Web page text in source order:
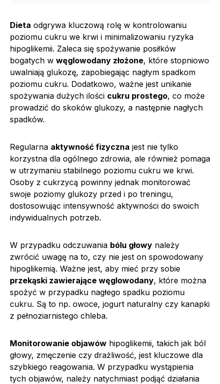
Dieta odgrywa kluczową rolę w kontrolowaniu
poziomu cukru we krwi i minimalizowaniu ryzyka
hipoglikemii. Zaleca się spożywanie posiłków
bogatych w węglowodany złożone, które stopniowo
uwalniają glukozę, zapobiegając nagłym spadkom
poziomu cukru. Dodatkowo, ważne jest unikanie
spożywania dużych ilości cukru prostego, co może
prowadzić do skoków glukozy, a następnie nagłych
spadków.
Regularna aktywność fizyczna jest nie tylko
korzystna dla ogólnego zdrowia, ale również pomaga
w utrzymaniu stabilnego poziomu cukru we krwi.
Osoby z cukrzycą powinny jednak monitorować
swoje poziomy glukozy przed i po treningu,
dostosowując intensywność aktywności do swoich
indywidualnych potrzeb.
W przypadku odczuwania bólu głowy należy
zwrócić uwagę na to, czy nie jest on spowodowany
hipoglikemią. Ważne jest, aby mieć przy sobie
przekąski zawierające węglowodany, które można
spożyć w przypadku nagłego spadku poziomu
cukru. Są to np. owoce, jogurt naturalny czy kanapki
z pełnoziarnistego chleba.
Monitorowanie objawów hipoglikemii, takich jak ból
głowy, zmęczenie czy drażliwość, jest kluczowe dla
szybkiego reagowania. W przypadku wystąpienia
tych objawów, należy natychmiast podjąć działania